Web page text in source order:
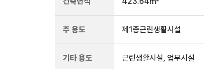
주 용도 제1종근린생활시설
기타 용도 근린생활시설, 업무시설